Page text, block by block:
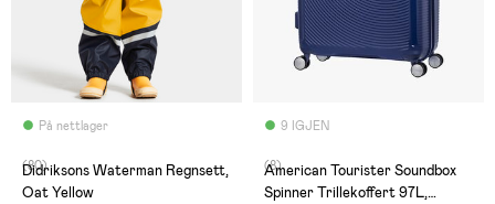
På nettlager
(80)
Didriksons Waterman Regnsett,
Oat Yellow
9 IGJEN
(8)
American Tourister Soundbox
Spinner Trillekoffert 97L,